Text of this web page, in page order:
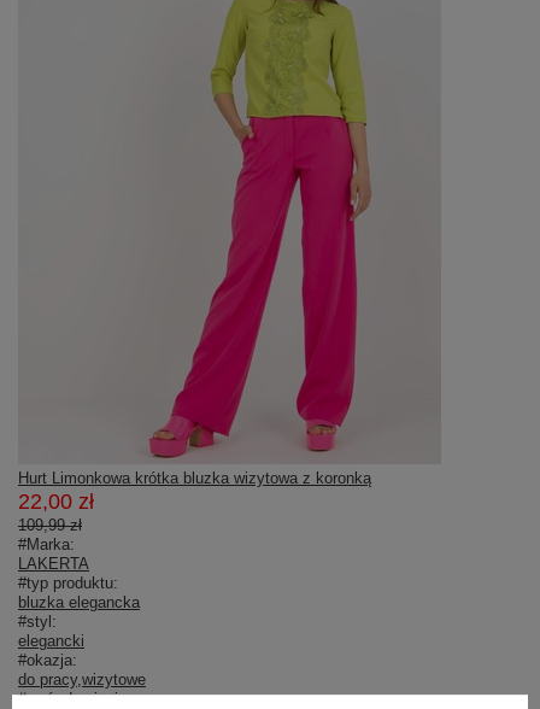
Hurt Limonkowa krótka bluzka wizytowa z koronką
22,00 zł
109,99 zł
#Marka:
LAKERTA
#typ produktu:
bluzka elegancka
#styl:
elegancki
#okazja:
do pracy, wizytowe
#wzór dominujący: